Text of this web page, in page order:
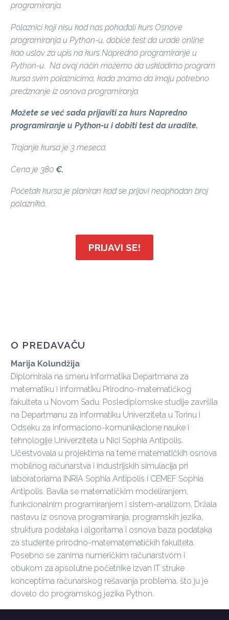
programiranja.
Polaznici koji nisu kod nas pohađali kurs Osnove
programiranja u Python-u, dobiće test da urade online
kao uslov za upis na kurs Napredno programiranje u
Python-u. Na ovaj način možemo da uskladimo program
kursa svim polaznicima, kada znamo da imaju potrebno
predznanje iz osnova programiranja.
Možete se već sada prijaviti za kurs Napredno
programiranje u Python-u i dobiti test da uradite.
Trajanje kursa je 3 meseca.
Cena je 380 €.
Početak kursa je planiran kad se prijavi neophodan broj
polaznika.
PRIJAVI SE!
O PREDAVAČU
Marija Kolundžija
Diplomirala na smeru Informatika Departmana za
matematiku i informatiku Prirodno-matematičkog
fakulteta u Novom Sadu. Poslediplomske studije završila
na Departmanu za informatiku Univerziteta u Torinu i
Odseku za informaciono-komunikacione nauke i
tehnologije Univerziteta u Nici Sophia Antipolis.
Učestvovala u projektima na teme matematičkih osnova
mobilnog računarstva i industrijskih simulacija pri
laboratoriama INRIA Sophia Antipolis i CEMEF Sophia
Antipolis. Bavila se matematičkim modeliranjem,
funkcionalnim programiranjem i sistem-analizom. Držala
nastavu iz osnova programiranja, programskih jezika,
struktura podataka i algoritama i osnova baza podataka
za studente prirodno-matematematičkih fakulteta.
Posebno se zanima numeričkim računarstvom i
obukom za apsolutne početnike izvan IT struke
konceptima računarskog rešavanja problema, što ju je
dovelo do programskog jezika Python.